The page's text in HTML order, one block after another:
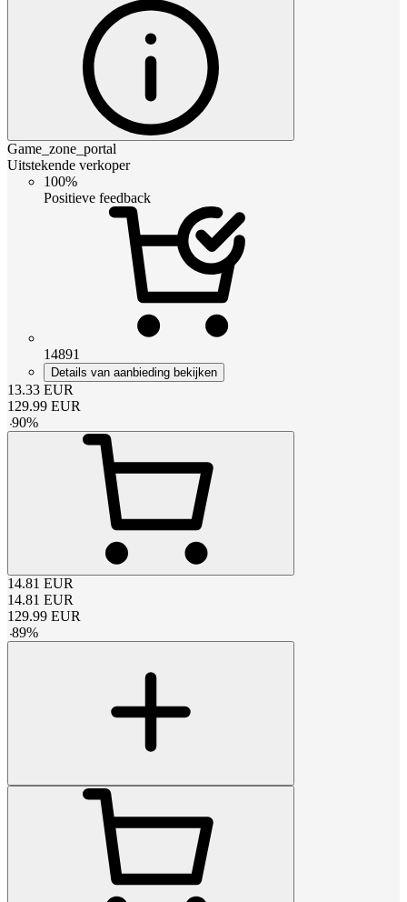
Game_zone_portal
Uitstekende verkoper
100%
Positieve feedback
14891
Details van aanbieding bekijken
13.33 EUR
129.99 EUR
-90%
14.81 EUR
14.81 EUR
129.99 EUR
-89%